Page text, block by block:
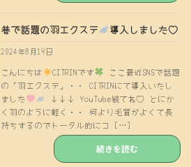
巷で話題の羽エクステ 導入しました♡
2024年8月19日
こんにちは CITRINです
ここ最近SNSで話題
の「羽エクステ」・・ CITRINにて導入いたし
ました
↓↓↓ YouTube観てね♡ とにか
く羽のように軽く・・ 何より毛質がよくて長
持ちするのでトータル的にコ […]
続きを読む